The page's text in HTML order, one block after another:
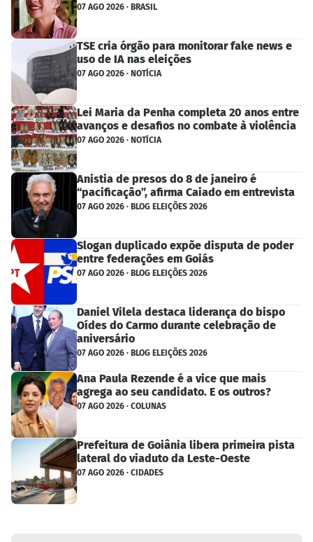
07 AGO 2026 · BRASIL
TSE cria órgão para monitorar fake news e
uso de IA nas eleições
07 AGO 2026 · NOTÍCIA
Lei Maria da Penha completa 20 anos entre
avanços e desafios no combate à violência
07 AGO 2026 · NOTÍCIA
Anistia de presos do 8 de janeiro é
“pacificação”, afirma Caiado em entrevista
07 AGO 2026 · BLOG ELEIÇÕES 2026
Slogan duplicado expõe disputa de poder
entre federações em Goiás
07 AGO 2026 · BLOG ELEIÇÕES 2026
Daniel Vilela destaca liderança do bispo
Oídes do Carmo durante celebração de
aniversário
07 AGO 2026 · BLOG ELEIÇÕES 2026
Ana Paula Rezende é a vice que mais
agrega ao seu candidato. E os outros?
07 AGO 2026 · COLUNAS
Prefeitura de Goiânia libera primeira pista
lateral do viaduto da Leste-Oeste
07 AGO 2026 · CIDADES